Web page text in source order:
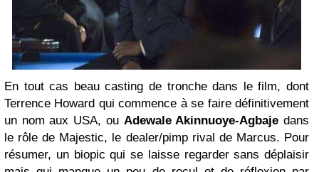
En tout cas beau casting de tronche dans le film, dont
Terrence Howard qui commence à se faire définitivement
un nom aux USA, ou Adewale Akinnuoye-Agbaje dans
le rôle de Majestic, le dealer/pimp rival de Marcus. Pour
résumer, un biopic qui se laisse regarder sans déplaisir